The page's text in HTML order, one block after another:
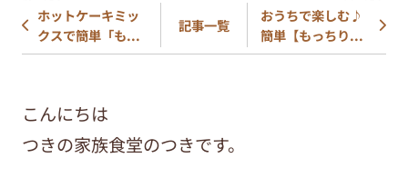
ホットケーキミッ
クスで簡単「も...
記事一覧
おうちで楽しむ♪
簡単【もっちり...
こんにちは
つきの家族食堂のつきです。